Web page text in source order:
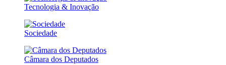
Tecnologia & Inovação
Sociedade
Câmara dos Deputados